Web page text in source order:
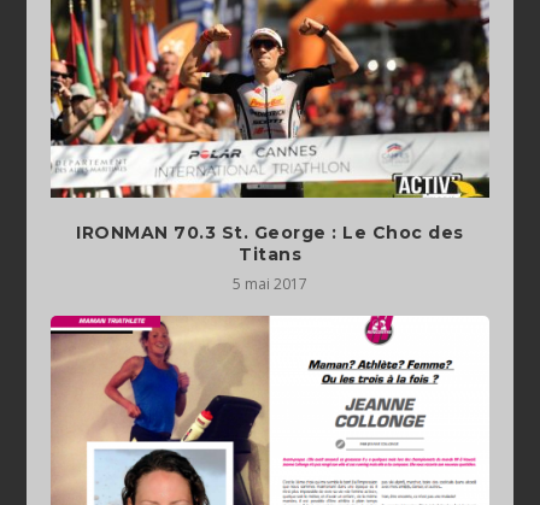
IRONMAN 70.3 St. George : Le Choc des
Titans
5 mai 2017